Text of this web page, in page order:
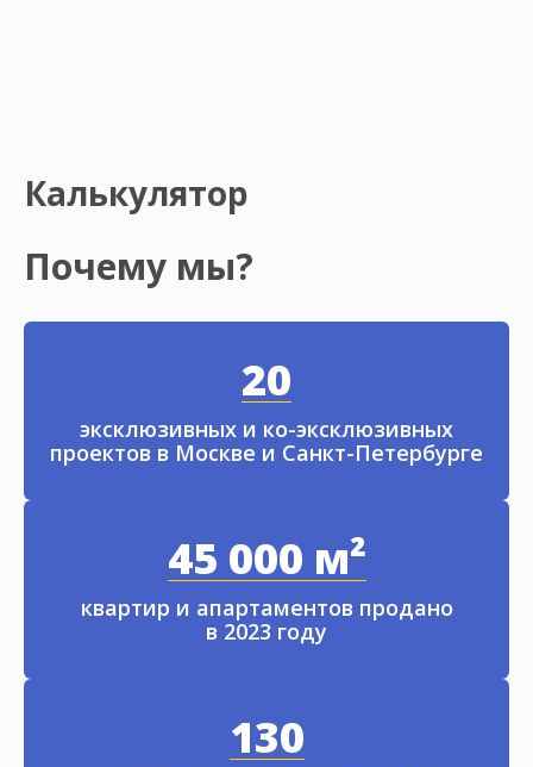
Калькулятор
Почему мы?
20
эксклюзивных и ко-эксклюзивных
проектов в Москве и Санкт-Петербурге
45 000 м²
квартир и апартаментов продано
в 2023 году
130